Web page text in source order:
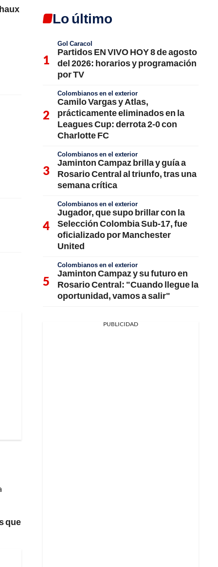
que
Lo último
Gol Caracol
Partidos EN VIVO HOY 8 de agosto
del 2026: horarios y programación
por TV
Colombianos en el exterior
Camilo Vargas y Atlas,
prácticamente eliminados en la
Leagues Cup: derrota 2-0 con
Charlotte FC
Colombianos en el exterior
Jaminton Campaz brilla y guía a
Rosario Central al triunfo, tras una
semana crítica
Colombianos en el exterior
Jugador, que supo brillar con la
Selección Colombia Sub-17, fue
oficializado por Manchester
United
Colombianos en el exterior
Jaminton Campaz y su futuro en
Rosario Central: "Cuando llegue la
oportunidad, vamos a salir"
PUBLICIDAD